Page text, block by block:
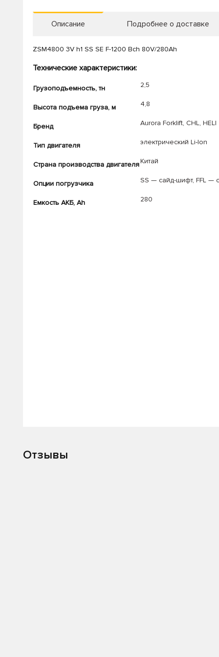
Описание Подробнее о доставке
ZSM4800 3V h1 SS SE F-1200 Bch 80V/280Ah
Технические характеристики:
Грузоподъемность, тн 2,5
Высота подъема груза, м 4,8
Бренд Aurora Forklift, CHL, HELI
Тип двигателя электрический Li-Ion
Страна производства двигателяКитай
Опции погрузчика SS — сайд-шифт, FFL —
Емкость АКБ, Ah 280
Отзывы